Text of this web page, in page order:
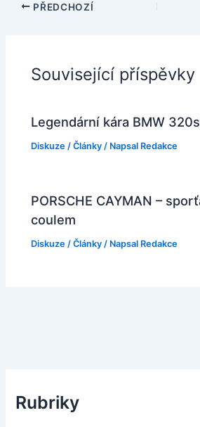
PŘEDCHOZÍ
Související příspěvky
Legendární kára BMW
Diskuze /Články / Napsal Redakce
PORSCHE CAYMAN –
coulem
Diskuze /Články / Napsal Redakce
Rubriky